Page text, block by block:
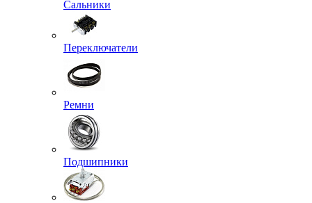
Сальники
Переключатели
Ремни
Подшипники